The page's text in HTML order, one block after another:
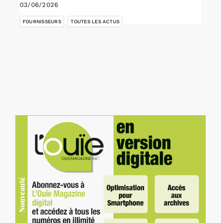
03/06/2026
FOURNISSEURS TOUTES LES ACTUS